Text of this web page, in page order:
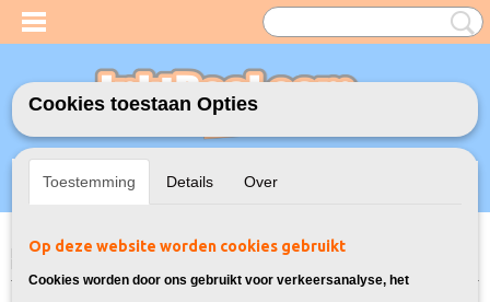
Inloggen Registreren
UW WINKELWAGEN
Home>Toners>737 Toner voor Canon> Toner voor Canon i-Sensys
Cookies toestaan Opties
Toestemming Details Over
Op deze website worden cookies gebruikt
Cookies worden door ons gebruikt voor verkeersanalyse, het